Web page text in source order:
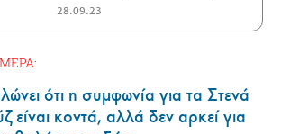
28.09.23
ότι η συμφωνία για τα Στενά
είναι κοντά, αλλά δεν αρκεί για